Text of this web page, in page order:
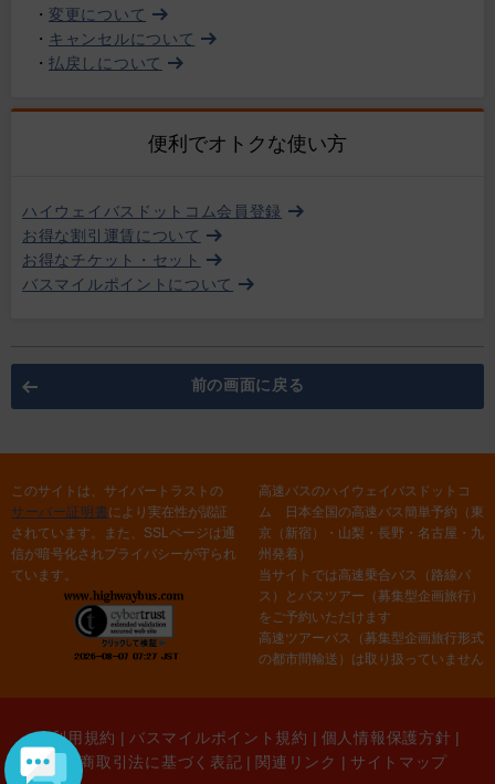
・ 変更について
・ キャンセルについて
・ 払戻しについて
便利でオトクな使い方
ハイウェイバスドットコム会員登録
お得な割引運賃について
お得なチケット・セット
バスマイルポイントについて
前の画面に戻る
このサイトは、サイバートラストの
サーバー証明書により実在性が認証
されています。また、SSLページは通
信が暗号化されプライバシーが守られ
ています。
高速バスのハイウェイバスドットコ
ム 日本全国の高速バス簡単予約（東
京（新宿）・山梨・長野・名古屋・九
州発着）
当サイトでは高速乗合バス（路線バ
ス）とバスツアー（募集型企画旅行）
をご予約いただけます
高速ツアーバス（募集型企画旅行形式
の都市間輸送）は取り扱っていません
ご利用規約 | バスマイルポイント規約 | 個人情報保護方針 |
特定商取引法に基づく表記 | 関連リンク | サイトマップ